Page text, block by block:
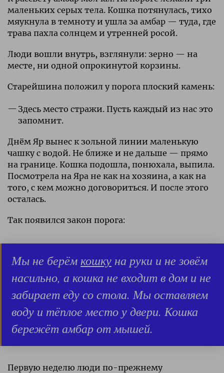
маленьких серых тела. Кошка потянулась, тихо
мяукнула в темноту и ушла за амбар — туда, где
трава пахла солнцем и утренней росой.
Люди вошли внутрь, взглянули: зерно — на
месте, ни одной опрокинутой корзины.
Старейшина положил у порога плоский камень:
Здесь место стражи. Пусть каждый из нас это
запомнит.
Днём Яр вынес к зольной линии маленькую
чашку с водой. Не ближе и не дальше — прямо
на границе. Кошка подошла, понюхала, выпила.
Посмотрела на Яра не как на хозяина, а как на
того, с кем можно договориться. И после этого
осталась.
Так появился закон порога:
Мы не берём кошку на руки и не зовём
насильно, а кошка не входит в дом и не
забирает еду со стола. Мы оставляем
воду и тёплое место у двери. Кошка
бережёт амбар от мышей.
Первую неделю люди по-прежнему